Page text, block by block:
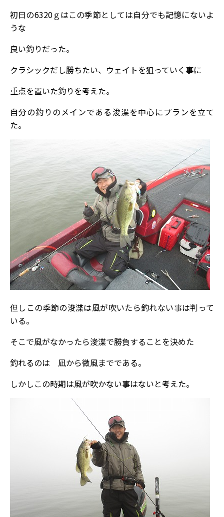
初日の6320ｇはこの季節としては自分でも記憶にないよ
うな
良い釣りだった。
クラシックだし勝ちたい、ウェイトを狙っていく事に
重点を置いた釣りを考えた。
自分の釣りのメインである浚渫を中心にプランを立て
た。
但しこの季節の浚渫は風が吹いたら釣れない事は判って
いる。
そこで風がなかったら浚渫で勝負することを決めた
釣れるのは 凪から微風までである。
しかしこの時期は風が吹かない事はないと考えた。